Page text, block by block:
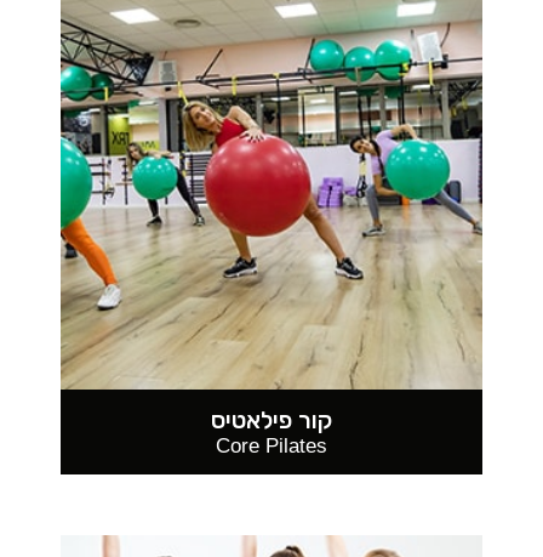
קור פילאטיס
Core Pilates